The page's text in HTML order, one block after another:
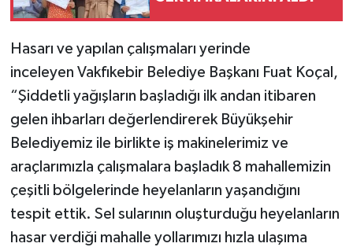
Hasarı ve yapılan çalışmaları yerinde
inceleyen Vakfıkebir Belediye Başkanı Fuat Koçal,
“Şiddetli yağışların başladığı ilk andan itibaren
gelen ihbarları değerlendirerek Büyükşehir
Belediyemiz ile birlikte iş makinelerimiz ve
araçlarımızla çalışmalara başladık 8 mahallemizin
çeşitli bölgelerinde heyelanların yaşandığını
tespit ettik. Sel sularının oluşturduğu heyelanların
hasar verdiği mahalle yollarımızı hızla ulaşıma